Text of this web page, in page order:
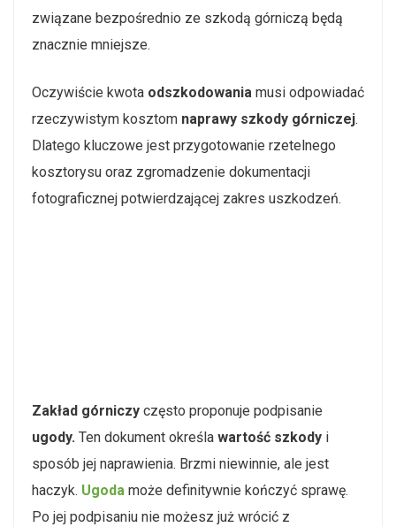
związane bezpośrednio ze szkodą górniczą będą
znacznie mniejsze.
Oczywiście kwota odszkodowania musi odpowiadać
rzeczywistym kosztom naprawy szkody górniczej.
Dlatego kluczowe jest przygotowanie rzetelnego
kosztorysu oraz zgromadzenie dokumentacji
fotograficznej potwierdzającej zakres uszkodzeń.
Zakład górniczy często proponuje podpisanie
ugody. Ten dokument określa wartość szkody i
sposób jej naprawienia. Brzmi niewinnie, ale jest
haczyk. Ugoda może definitywnie kończyć sprawę.
Po jej podpisaniu nie możesz już wrócić z